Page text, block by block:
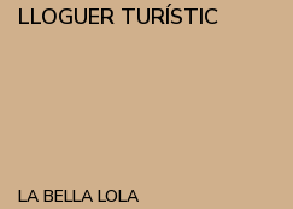
LLOGUER TURÍSTIC
LA BELLA LOLA